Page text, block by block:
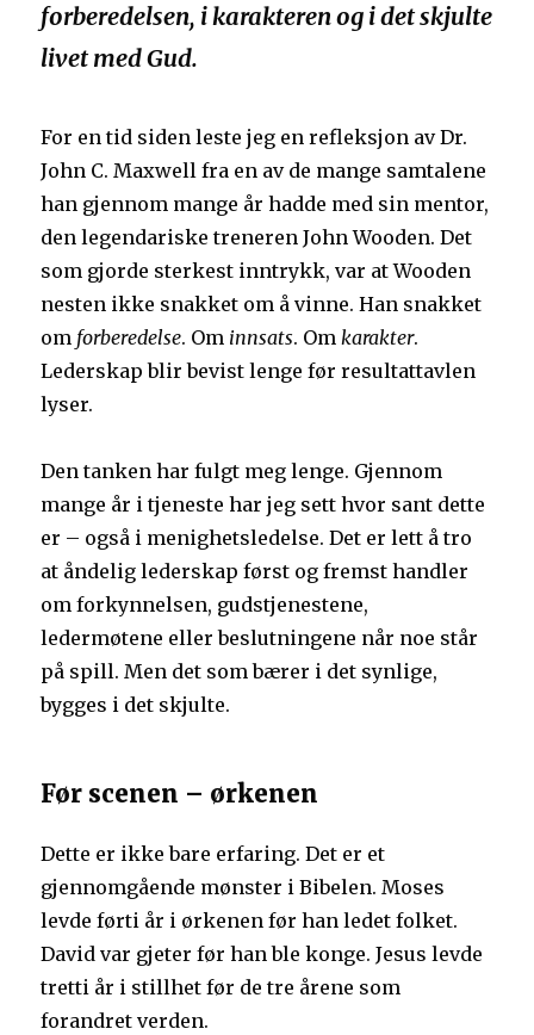
forberedelsen, i karakteren og i det skjulte
livet med Gud.
For en tid siden leste jeg en refleksjon av Dr.
John C. Maxwell fra en av de mange samtalene
han gjennom mange år hadde med sin mentor,
den legendariske treneren John Wooden. Det
som gjorde sterkest inntrykk, var at Wooden
nesten ikke snakket om å vinne. Han snakket
om forberedelse. Om innsats. Omkarakter.
Lederskap blir bevist lenge før resultattavlen
lyser.
Den tanken har fulgt meg lenge. Gjennom
mange år i tjeneste har jeg sett hvor sant dette
er – også i menighetsledelse. Det er lett å tro
at åndelig lederskap først og fremst handler
om forkynnelsen, gudstjenestene,
ledermøtene eller beslutningene når noe står
på spill. Men det som bærer i det synlige,
bygges i det skjulte.
Før scenen – ørkenen
Dette er ikke bare erfaring. Det er et
gjennomgående mønster i Bibelen. Moses
levde førti år i ørkenen før han ledet folket.
David var gjeter før han ble konge. Jesus levde
tretti år i stillhet før de tre årene som
forandret verden.